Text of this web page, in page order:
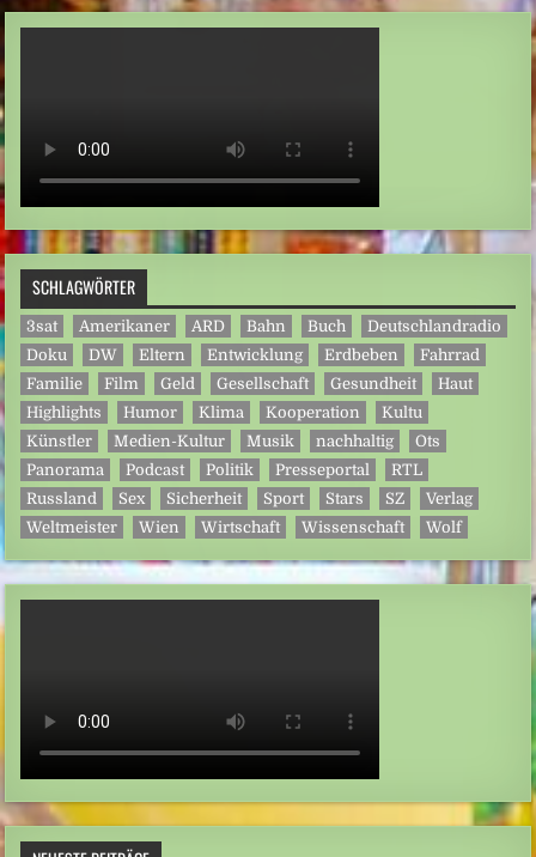
SCHLAGWÖRTER
3sat Amerikaner ARD Bahn Buch
Deutschlandradio
Doku
DW Eltern Entwicklung Erdbeben
Fahrrad
Familie
Film Geld Gesellschaft Gesundheit
Haut
Highlights
Humor Klima Kooperation
Kultu
Künstler
Medien-Kultur Musik nachhaltig
Ots
Panorama
Podcast Politik Presseportal
RTL
Russland
Sex Sicherheit Sport Stars SZ
Verlag
Weltmeister
Wien Wirtschaft Wissenschaft Wolf